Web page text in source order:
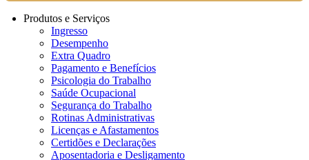
Produtos e Serviços
Ingresso
Desempenho
Extra Quadro
Pagamento e Benefícios
Psicologia do Trabalho
Saúde Ocupacional
Segurança do Trabalho
Rotinas Administrativas
Licenças e Afastamentos
Certidões e Declarações
Aposentadoria e Desligamento